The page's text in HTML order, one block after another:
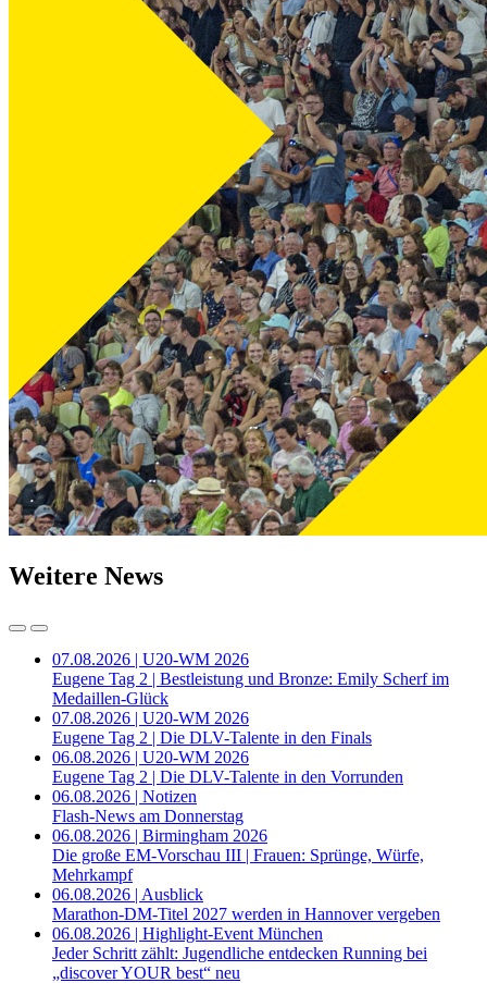
Weitere News
07.08.2026 | U20-WM 2026
Eugene Tag 2 | Bestleistung und Bronze: Emily Scherf im
Medaillen-Glück
07.08.2026 | U20-WM 2026
Eugene Tag 2 | Die DLV-Talente in den Finals
06.08.2026 | U20-WM 2026
Eugene Tag 2 | Die DLV-Talente in den Vorrunden
06.08.2026 | Notizen
Flash-News am Donnerstag
06.08.2026 | Birmingham 2026
Die große EM-Vorschau III | Frauen: Sprünge, Würfe,
Mehrkampf
06.08.2026 | Ausblick
Marathon-DM-Titel 2027 werden in Hannover vergeben
06.08.2026 | Highlight-Event München
Jeder Schritt zählt: Jugendliche entdecken Running bei
„discover YOUR best“ neu